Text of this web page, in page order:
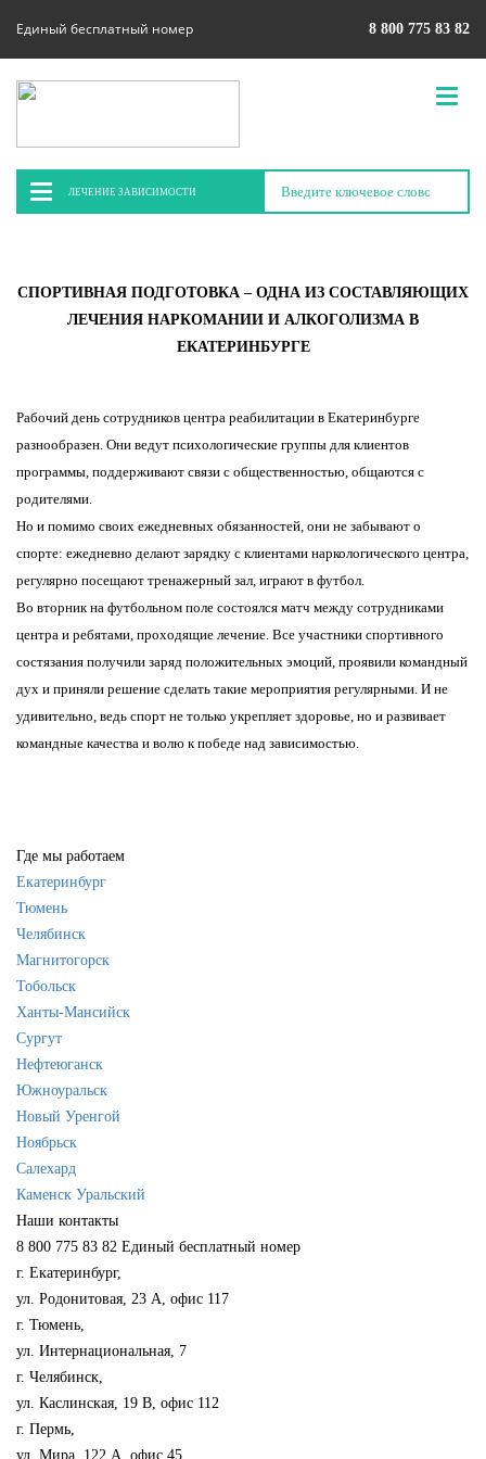
Единый бесплатный номер 8 800 775 83 82
ЛЕЧЕНИЕ ЗАВИСИМОСТИ
СПОРТИВНАЯ ПОДГОТОВКА – ОДНА ИЗ СОСТАВЛЯЮЩИХ
ЛЕЧЕНИЯ НАРКОМАНИИ И АЛКОГОЛИЗМА В
ЕКАТЕРИНБУРГЕ
Рабочий день сотрудников центра реабилитации в Екатеринбурге
разнообразен. Они ведут психологические группы для клиентов
программы, поддерживают связи с общественностью, общаются с
родителями.
Но и помимо своих ежедневных обязанностей, они не забывают о
спорте: ежедневно делают зарядку с клиентами наркологического центра,
регулярно посещают тренажерный зал, играют в футбол.
Во вторник на футбольном поле состоялся матч между сотрудниками
центра и ребятами, проходящие лечение. Все участники спортивного
состязания получили заряд положительных эмоций, проявили командный
дух и приняли решение сделать такие мероприятия регулярными. И не
удивительно, ведь спорт не только укрепляет здоровье, но и развивает
командные качества и волю к победе над зависимостью.
Где мы работаем
Екатеринбург
Тюмень
Челябинск
Магнитогорск
Тобольск
Ханты-Мансийск
Сургут
Нефтеюганск
Южноуральск
Новый Уренгой
Ноябрьск
Салехард
Каменск Уральский
Наши контакты
8 800 775 83 82 Единый бесплатный номер
г. Екатеринбург,
ул. Родонитовая, 23 А, офис 117
г. Тюмень,
ул. Интернациональная, 7
г. Челябинск,
ул. Каслинская, 19 В, офис 112
г. Пермь,
ул. Мира, 122 А, офис 45